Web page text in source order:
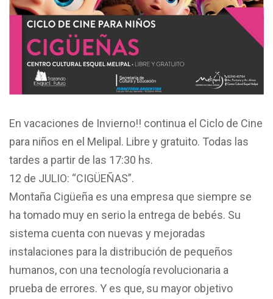
En vacaciones de Invierno!! continua el Ciclo de Cine
para niños en el Melipal. Libre y gratuito. Todas las
tardes a partir de las 17:30 hs.
12 de JULIO: “CIGÜEÑAS”.
Montaña Cigüeña es una empresa que siempre se
ha tomado muy en serio la entrega de bebés. Su
sistema cuenta con nuevas y mejoradas
instalaciones para la distribución de pequeños
humanos, con una tecnología revolucionaria a
prueba de errores. Y es que, su mayor objetivo